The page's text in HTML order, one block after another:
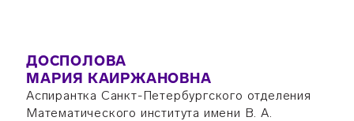
ДОСПОЛОВА
МАРИЯ КАИРЖАНОВНА
Аспирантка Санкт-Петербургского отделения
Математического института имени В. А.